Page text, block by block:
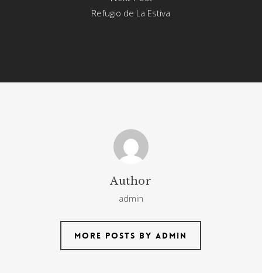
Refugio de La Estiva
Author
admin
More posts by admin